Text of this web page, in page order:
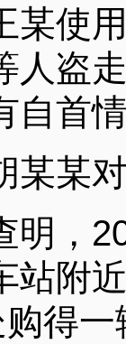
某使
人盗
自首
某对
，
站附
购得